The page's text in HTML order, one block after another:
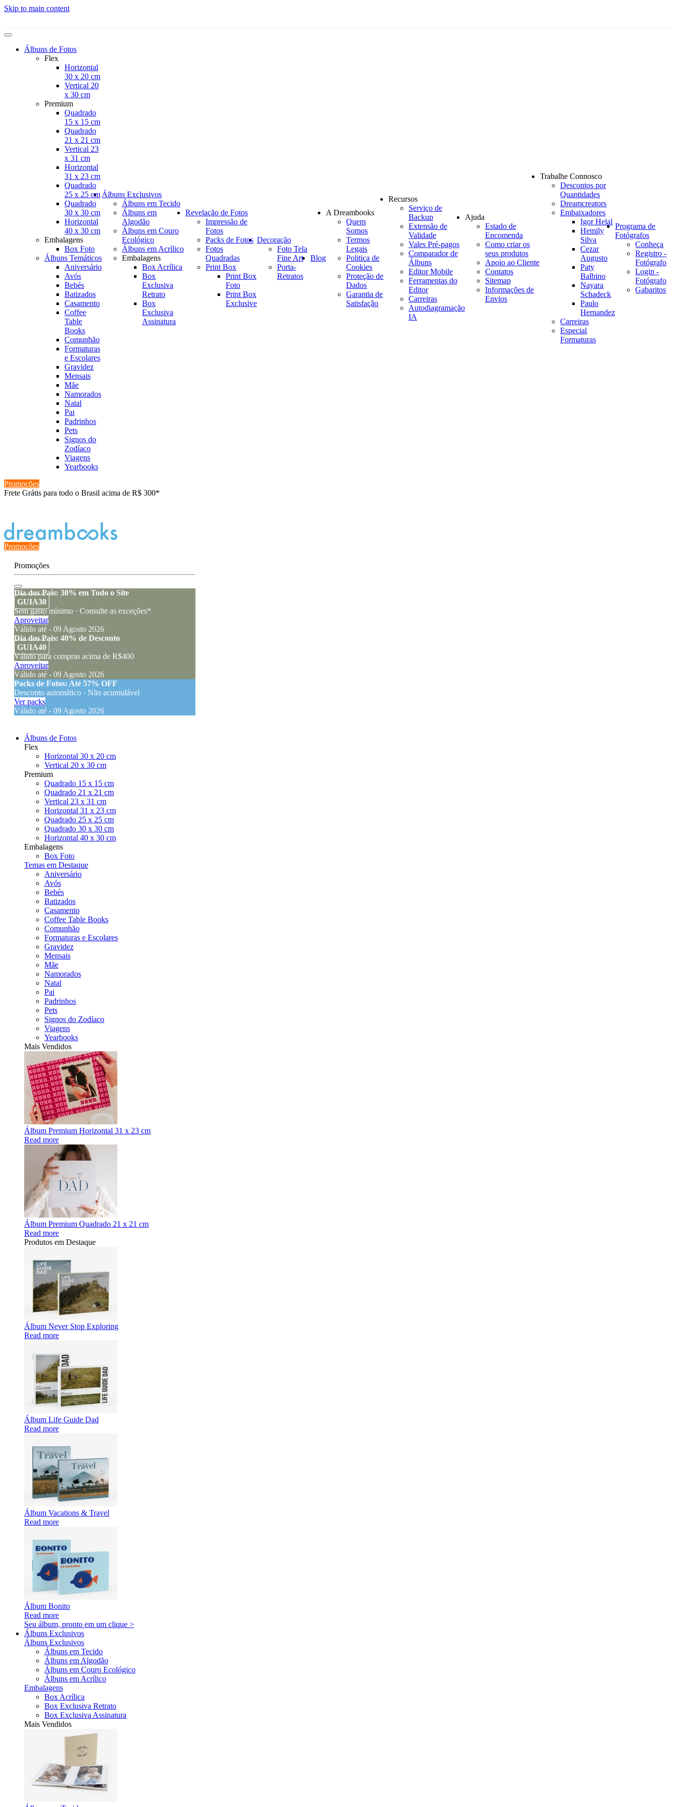
Skip to main content
Álbuns de Fotos
Flex
Horizontal
30 x 20 cm
Vertical 20
x 30 cm
Premium
Quadrado
15 x 15 cm
Quadrado
21 x 21 cm
Vertical 23
x 31 cm
Horizontal
31 x 23 cm
Quadrado
25 x 25 cm
Quadrado
30 x 30 cm
Horizontal
40 x 30 cm
Embalagens
Box Foto
Álbuns Temáticos
Aniversário
Avós
Bebés
Batizados
Casamento
Coffee
Table
Books
Comunhão
Formaturas
e Escolares
Gravidez
Mensais
Mãe
Namorados
Natal
Pai
Padrinhos
Pets
Signos do
Zodíaco
Viagens
Yearbooks
Álbuns Exclusivos
Álbuns em Tecido
Álbuns em
Algodão
Álbuns em Couro
Ecológico
Álbuns em Acrílico
Embalagens
Box Acrílica
Box
Exclusiva
Retrato
Box
Exclusiva
Assinatura
Revelação de Fotos
Impressão de
Fotos
Packs de Fotos
Fotos
Quadradas
Print Box
Print Box
Foto
Print Box
Exclusive
Decoração
Foto Tela
Fine Art
Porta-
Retratos
Blog
A Dreambooks
Quem
Somos
Termos
Legais
Politica de
Cookies
Proteção de
Dados
Garantia de
Satisfação
Recursos
Serviço de
Backup
Extensão de
Validade
Vales Pré-pagos
Comparador de
Álbuns
Editor Mobile
Ferramentas do
Editor
Carreiras
Autodiagramação
IA
Ajuda
Estado de
Encomenda
Como criar os
seus produtos
Apoio ao Cliente
Contatos
Sitemap
Informações de
Envios
Trabalhe Connosco
Descontos por
Quantidades
Dreamcreators
Embaixadores
Igor Helal
Hemily
Silva
Cezar
Augusto
Paty
Balbino
Nayara
Schadeck
Paulo
Hernandez
Carreiras
Especial
Formaturas
Programa de
Fotógrafos
Conheça
Registro -
Fotógrafo
Login -
Fotógrafo
Gabaritos
Promoções
Frete Grátis para todo o Brasil acima de R$ 300*
Promoções
Promoções
Dia dos Pais: 30% em Todo o Site
GUIA30
Sem gasto mínimo · Consulte as exceções*
Aproveitar
Válido até - 09 Agosto 2026
Dia dos Pais: 40% de Desconto
GUIA40
Válido para compras acima de R$400
Aproveitar
Válido até - 09 Agosto 2026
Packs de Fotos: Até 57% OFF
Desconto automático · Não acumulável
Ver packs
Válido até - 09 Agosto 2026
Álbuns de Fotos
Flex
Horizontal 30 x 20 cm
Vertical 20 x 30 cm
Premium
Quadrado 15 x 15 cm
Quadrado 21 x 21 cm
Vertical 23 x 31 cm
Horizontal 31 x 23 cm
Quadrado 25 x 25 cm
Quadrado 30 x 30 cm
Horizontal 40 x 30 cm
Embalagens
Box Foto
Temas em Destaque
Aniversário
Avós
Bebés
Batizados
Casamento
Coffee Table Books
Comunhão
Formaturas e Escolares
Gravidez
Mensais
Mãe
Namorados
Natal
Pai
Padrinhos
Pets
Signos do Zodíaco
Viagens
Yearbooks
Mais Vendidos
Álbum Premium Horizontal 31 x 23 cm
Read more
Álbum Premium Quadrado 21 x 21 cm
Read more
Produtos em Destaque
Álbum Never Stop Exploring
Read more
Álbum Life Guide Dad
Read more
Álbum Vacations & Travel
Read more
Álbum Bonito
Read more
Seu álbum, pronto em um clique >
Álbuns Exclusivos
Álbuns Exclusivos
Álbuns em Tecido
Álbuns em Algodão
Álbuns em Couro Ecológico
Álbuns em Acrílico
Embalagens
Box Acrílica
Box Exclusiva Retrato
Box Exclusiva Assinatura
Mais Vendidos